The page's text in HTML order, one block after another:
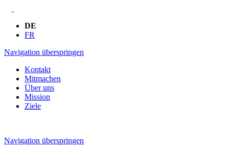
DE
FR
Navigation überspringen
Kontakt
Mitmachen
Über uns
Mission
Ziele
Navigation überspringen